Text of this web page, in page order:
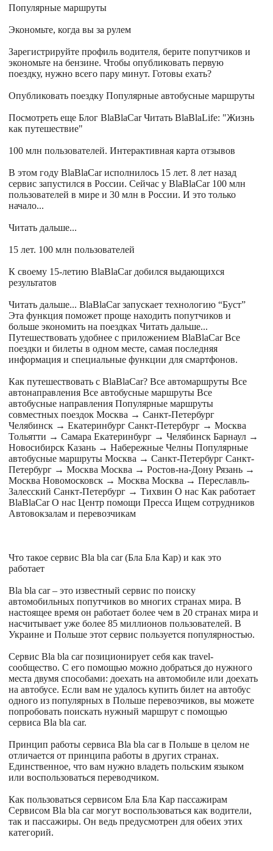
Популярные маршруты
Экономьте, когда вы за рулем
Зарегистрируйте профиль водителя, берите попутчиков и
экономьте на бензине. Чтобы опубликовать первую
поездку, нужно всего пару минут. Готовы ехать?
Опубликовать поездку Популярные автобусные маршруты
Посмотреть еще Блог BlaBlaCar Читать BlaBlaLife: "Жизнь
как путешествие"
100 млн пользователей. Интерактивная карта отзывов
В этом году BlaBlaCar исполнилось 15 лет. 8 лет назад
сервис запустился в России. Сейчас у BlaBlaCar 100 млн
пользователей в мире и 30 млн в России. И это только
начало...
Читать дальше...
15 лет. 100 млн пользователей
К своему 15-летию BlaBlaCar добился выдающихся
результатов
Читать дальше... BlaBlaCar запускает технологию “Буст”
Эта функция поможет проще находить попутчиков и
больше экономить на поездках Читать дальше...
Путешествовать удобнее с приложением BlaBlaCar Все
поездки и билеты в одном месте, самая последняя
информация и специальные функции для смартфонов.
Как путешествовать с BlaBlaCar? Все автомаршруты Все
автонаправления Все автобусные маршруты Все
автобусные направления Популярные маршруты
совместных поездок Москва → Санкт-Петербург
Челябинск → Екатеринбург Санкт-Петербург → Москва
Тольятти → Самара Екатеринбург → Челябинск Барнаул →
Новосибирск Казань → Набережные Челны Популярные
автобусные маршруты Москва → Санкт-Петербург Санкт-
Петербург → Москва Москва → Ростов-на-Дону Рязань →
Москва Новомосковск → Москва Москва → Переславль-
Залесский Санкт-Петербург → Тихвин О нас Как работает
BlaBlaCar О нас Центр помощи Пресса Ищем сотрудников
Автовокзалам и перевозчикам
Что такое сервис Bla bla car (Бла Бла Кар) и как это
работает
Bla bla car – это известный сервис по поиску
автомобильных попутчиков во многих странах мира. В
настоящее время он работает более чем в 20 странах мира и
насчитывает уже более 85 миллионов пользователей. В
Украине и Польше этот сервис пользуется популярностью.
Сервис Bla bla car позиционирует себя как travel-
сообщество. С его помощью можно добраться до нужного
места двумя способами: доехать на автомобиле или доехать
на автобусе. Если вам не удалось купить билет на автобус
одного из популярных в Польше перевозчиков, вы можете
попробовать поискать нужный маршрут с помощью
сервиса Bla bla car.
Принцип работы сервиса Bla bla car в Польше в целом не
отличается от принципа работы в других странах.
Единственное, что вам нужно владеть польским языком
или воспользоваться переводчиком.
Как пользоваться сервисом Бла Бла Кар пассажирам
Сервисом Bla bla car могут воспользоваться как водители,
так и пассажиры. Он ведь предусмотрен для обеих этих
категорий.